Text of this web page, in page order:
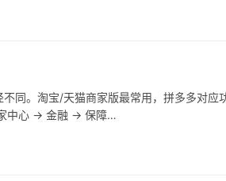
同。淘宝/天猫商家版最常用，拼多多对应
家中心 → 金融 → 保障…